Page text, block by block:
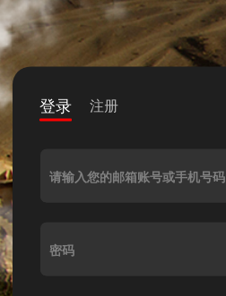
登录 注册
请输入您的邮箱账号或手机号码
密码